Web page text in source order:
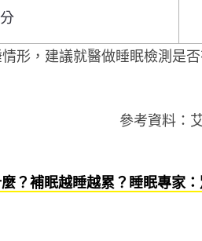
形，建議就醫做睡眠檢測是
參考資料：
？補眠越睡越累？睡眠專家